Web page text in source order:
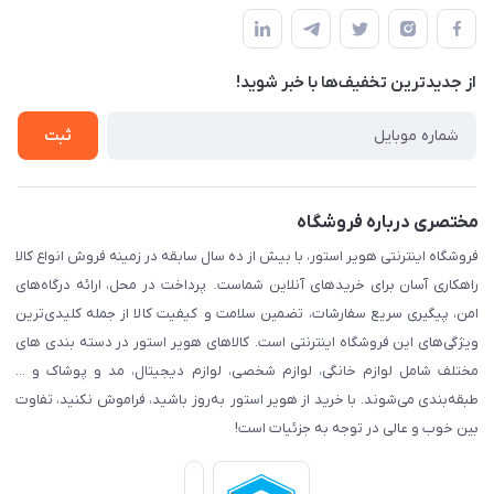
لیست محصولات
درباره ما
پیگیری سفارش
قوانین و مقرارت
حریم خصوصی
راهنما
از جدید‌ترین تخفیف‌ها با‌ خبر شوید!
ثبت
مختصری درباره فروشگاه
فروشگاه اینترنتی هویر استور، با بیش از ده سال سابقه در زمینه فروش انواع کالا
راهکاری آسان برای خریدهای آنلاین شماست. پرداخت در محل، ارائه درگاه‌های
امن، پیگیری سریع سفارشات، تضمین سلامت و کیفیت کالا از جمله کلیدی‌ترین
ویژگی‌های این فروشگاه اینترنتی است. کالاهای هویر استور در دسته بندی های
مختلف شامل لوازم خانگی، لوازم شخصی، لوازم دیجیتال، مد و پوشاک و ...
طبقه‌بندی می‌شوند. با خرید از هویر استور به‌روز باشید، فراموش نکنید، تفاوت
بین خوب و عالی در توجه به جزئیات است!